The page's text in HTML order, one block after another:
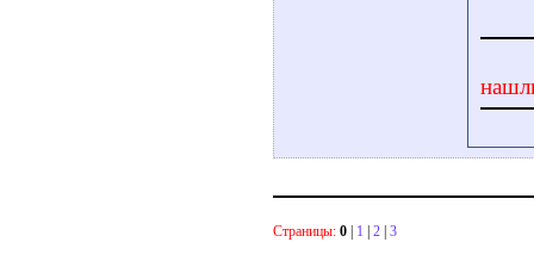
Страницы: 0 | 1 | 2 | 3